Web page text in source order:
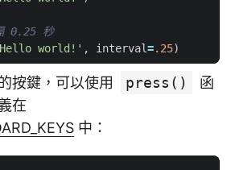
0.25 秒
world!' , interval=.25)
按鍵，可以使用 press()
函
在
中：